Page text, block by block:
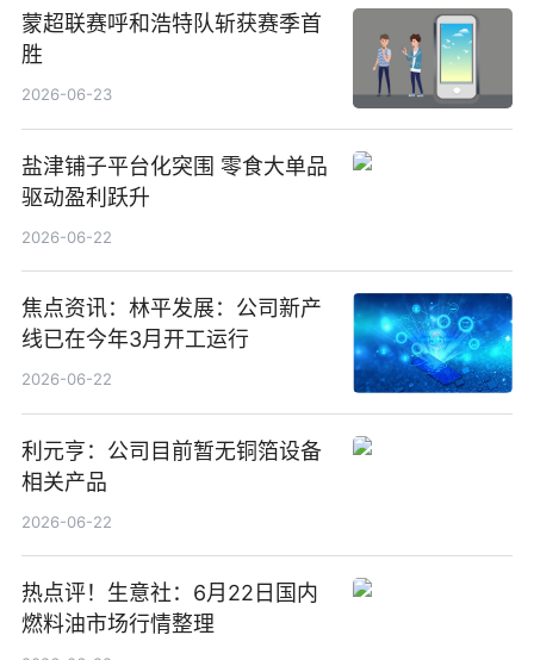
蒙超联赛呼和浩特队斩获赛季首
胜
2026-06-23
盐津铺子平台化突围 零食大单品
驱动盈利跃升
2026-06-22
焦点资讯：林平发展：公司新产
线已在今年3月开工运行
2026-06-22
利元亨：公司目前暂无铜箔设备
相关产品
2026-06-22
热点评！生意社：6月22日国内
燃料油市场行情整理